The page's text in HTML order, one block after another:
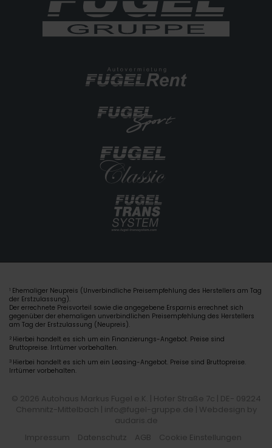
1 Ehemaliger Neupreis (Unverbindliche Preisempfehlung des Herstellers am Tag
der Erstzulassung).
Der errechnete Preisvorteil sowie die angegebene Ersparnis errechnet sich
gegenüber der ehemaligen unverbindlichen Preisempfehlung des Herstellers
am Tag der Erstzulassung (Neupreis).
2 Hierbei handelt es sich um ein Finanzierungs-Angebot. Preise sind
Bruttopreise. Irrtümer vorbehalten.
3 Hierbei handelt es sich um ein Leasing-Angebot. Preise sind Bruttopreise.
Irrtümer vorbehalten.
© 2026 Autohaus Markus Fugel e.K. | Hofer Straße 7c | DE- 09224
Chemnitz-Mittelbach | info@fugel-gruppe.de | Webdesign by
audaris.de
Impressum
Datenschutz AGB Cookie Einstellungen